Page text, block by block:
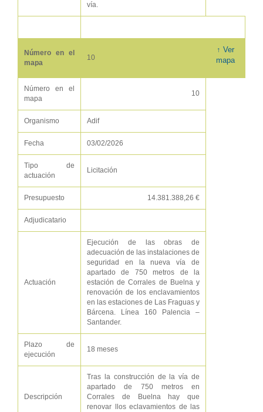
vía.
Número en el
mapa
10
↑ Ver
mapa
Número en el
mapa
10
Organismo Adif
Fecha 03/02/2026
Tipo de
actuación
Licitación
Presupuesto 14.381.388,26 €
Adjudicatario
Actuación
Ejecución de las obras de
adecuación de las instalaciones de
seguridad en la nueva vía de
apartado de 750 metros de la
estación de Corrales de Buelna y
renovación de los enclavamientos
en las estaciones de Las Fraguas y
Bárcena. Línea 160 Palencia –
Santander.
Plazo de
ejecución
18 meses
Descripción
Tras la construcción de la vía de
apartado de 750 metros en
Corrales de Buelna hay que
renovar llos eclavamientos de las